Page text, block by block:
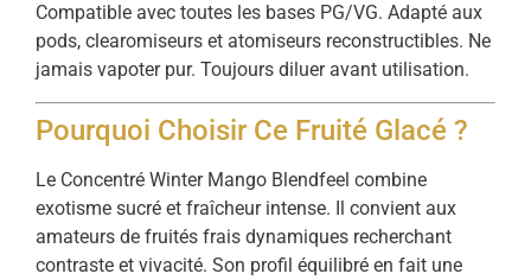
Compatible avec toutes les bases PG/VG. Adapté aux
pods, clearomiseurs et atomiseurs reconstructibles. Ne
jamais vapoter pur. Toujours diluer avant utilisation.
Pourquoi Choisir Ce Fruité Glacé ?
Le Concentré Winter Mango Blendfeel combine
exotisme sucré et fraîcheur intense. Il convient aux
amateurs de fruités frais dynamiques recherchant
contraste et vivacité. Son profil équilibré en fait une